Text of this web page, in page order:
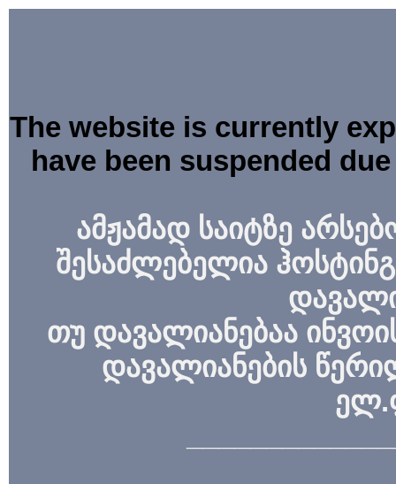
The website is currently
have been suspended
ამჟამად საიტზე
შესაძლებელია
თუ დავალიანებაა
დავალიანების